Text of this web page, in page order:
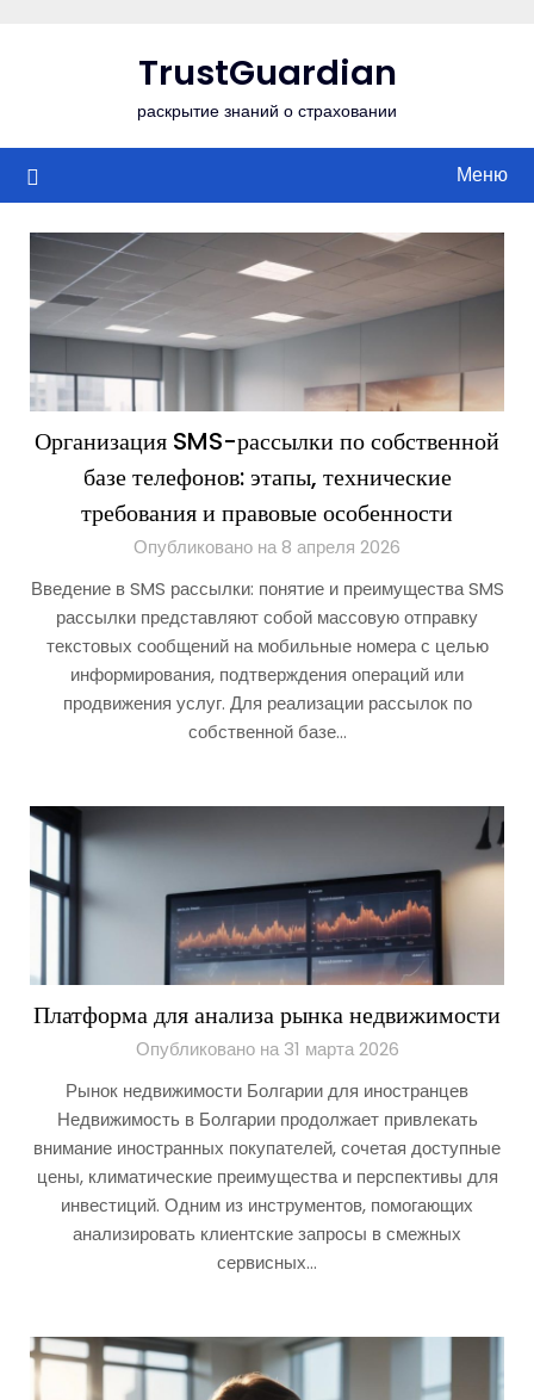
TrustGuardian
раскрытие знаний о страховании
Меню
Организация SMS-рассылки по собственной
базе телефонов: этапы, технические
требования и правовые особенности
Опубликовано на 8 апреля 2026
Введение в SMS рассылки: понятие и преимущества SMS
рассылки представляют собой массовую отправку
текстовых сообщений на мобильные номера с целью
информирования, подтверждения операций или
продвижения услуг. Для реализации рассылок по
собственной базе…
Платформа для анализа рынка недвижимости
Опубликовано на 31 марта 2026
Рынок недвижимости Болгарии для иностранцев
Недвижимость в Болгарии продолжает привлекать
внимание иностранных покупателей, сочетая доступные
цены, климатические преимущества и перспективы для
инвестиций. Одним из инструментов, помогающих
анализировать клиентские запросы в смежных
сервисных…